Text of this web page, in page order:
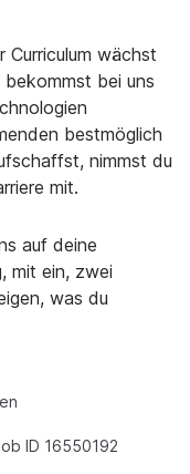
Curriculum wächst
bei uns
bestmöglich
nimmst du
mit.
auf deine
mit ein, zwei
was du
ID 16550192